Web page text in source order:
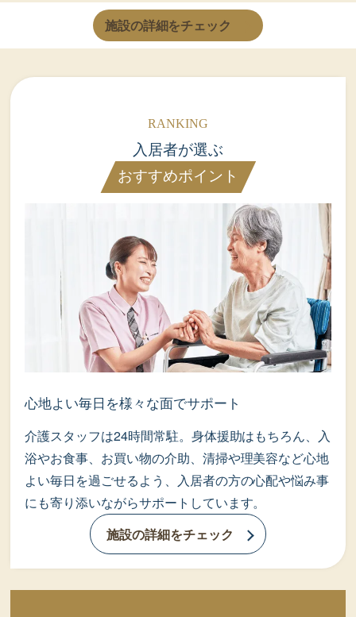
施設の詳細をチェック
入居者が選ぶ
おすすめポイント
心地よい毎日を様々な面でサポート
介護スタッフは24時間常駐。身体援助はもちろん、入
浴やお食事、お買い物の介助、清掃や理美容など心地
よい毎日を過ごせるよう、入居者の方の心配や悩み事
にも寄り添いながらサポートしています。
施設の詳細をチェック